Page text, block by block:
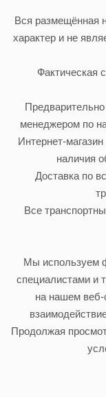
Вся размещённая
характер и не
Фактическая
менеджером по
Интернет-
наличия
Доставка по
Все
Мы используем
специалистами и
на нашем веб-
Продолжая